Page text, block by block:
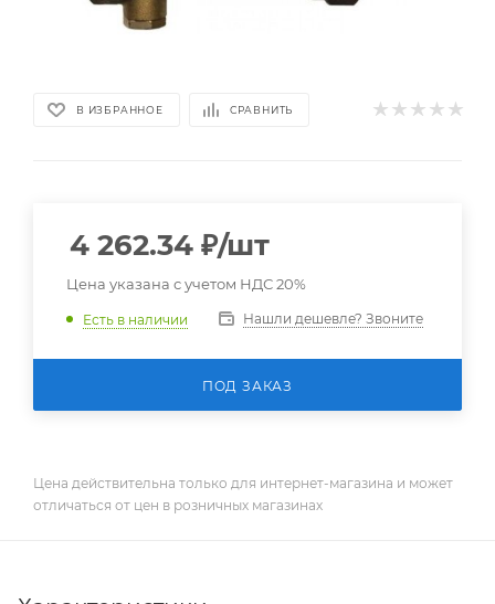
В ИЗБРАННОЕ СРАВНИТЬ
4 262.34 ₽/шт
Цена указана с учетом НДС 20%
Есть в наличии Нашли дешевле? Звоните
ПОД ЗАКАЗ
Цена действительна только для интернет-магазина и может
отличаться от цен в розничных магазинах